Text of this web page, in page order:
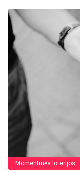
Momentinės loterijos